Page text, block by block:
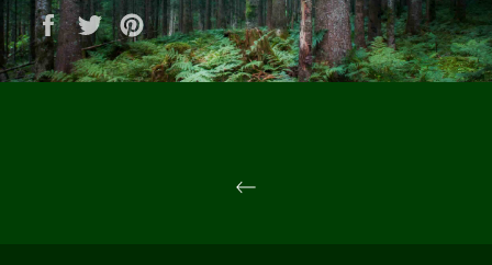
Auf Facebook teilen
Auf Twitter twittern
Auf Pinterest pinnen